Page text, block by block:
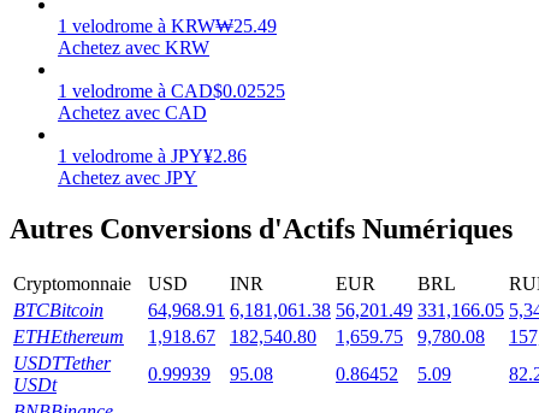
Des rendements élevés et un accès instantané
Launchpool
Staking flexible pour gagner des jetons populaires
1 velodrome à KRW₩25.49
Achetez avec KRW
1 velodrome à CAD$0.02525
Achetez avec CAD
1 velodrome à JPY¥2.86
Achetez avec JPY
Autres Conversions d'Actifs Numériques
Cryptomonnaie USD INR EUR BRL
BTCBitcoin 64,968.91 6,181,061.38 56,201.49 331,166.05
ETHEthereum 1,918.67 182,540.80 1,659.75 9,780.08
USDTTether
USDt
0.99939 95.08 0.86452 5.09